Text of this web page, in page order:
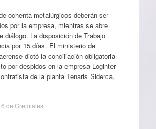
ochenta metalúrgicos deberán ser
por la empresa, mientras se abre
diálogo. La disposición de Trabajo
por 15 días. El ministerio de
dictó la conciliación obligatoria
por despidos en la empresa Loginter
de la planta Tenaris Siderca,
de Gremiales.